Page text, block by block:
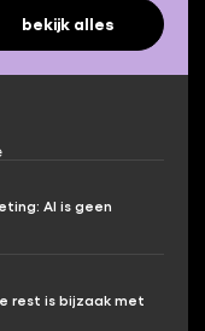
bekijk alles
AI is geen
rest is bijzaak met